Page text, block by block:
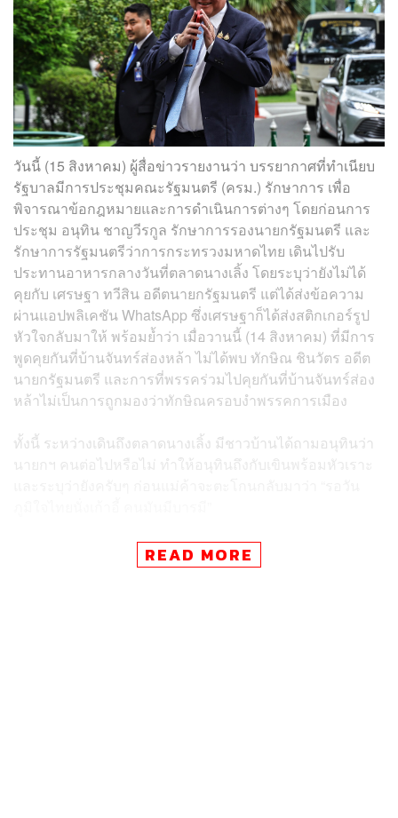
วันนี้ (15 สิงหาคม) ผู้สื่อข่าวรายงานว่า บรรยากาศที่ทำเนียบ
รัฐบาลมีการประชุมคณะรัฐมนตรี (ครม.) รักษาการ เพื่อ
พิจารณาข้อกฎหมายและการดำเนินการต่างๆ โดยก่อนการ
ประชุม อนุทิน ชาญวีรกูล รักษาการรองนายกรัฐมนตรี และ
รักษาการรัฐมนตรีว่าการกระทรวงมหาดไทย เดินไปรับ
ประทานอาหารกลางวันที่ตลาดนางเลิ้ง โดยระบุว่ายังไม่ได้
คุยกับ เศรษฐา ทวีสิน อดีตนายกรัฐมนตรี แต่ได้ส่งข้อความ
ผ่านแอปพลิเคชัน WhatsApp ซึ่งเศรษฐาก็ได้ส่งสติกเกอร์รูป
หัวใจกลับมาให้ พร้อมย้ำว่า เมื่อวานนี้ (14 สิงหาคม) ที่มีการ
พูดคุยกันที่บ้านจันทร์ส่องหล้า ไม่ได้พบ ทักษิณ ชินวัตร อดีต
นายกรัฐมนตรี และการที่พรรคร่วมไปคุยกันที่บ้านจันทร์ส่อง
หล้าไม่เป็นการถูกมองว่าทักษิณครอบงำพรรคการเมือง
ทั้งนี้ ระหว่างเดินถึงตลาดนางเลิ้ง มีชาวบ้านได้ถามอนุทินว่า
นายกฯ คนต่อไปหรือไม่ ทำให้อนุทินถึงกับเขินพร้อมหัวเราะ
ขณะที่ สมศักดิ์ เทพสุทิน รักษาการรัฐมนตรีว่าการกระทรวง
สาธารณสุข ระบุว่า เศรษฐาเป็นคนขยัน ทำงานอยู่ตลอดเวลา
READ MORE